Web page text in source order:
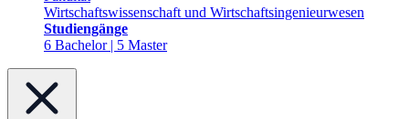
Wirtschaftswissenschaft und Wirtschaftsingenieurwesen
Studiengänge
6 Bachelor | 5 Master